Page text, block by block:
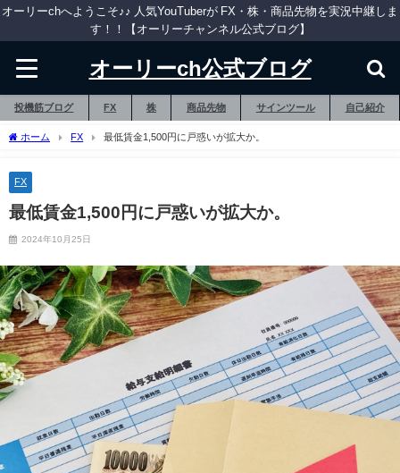
オーリーchへようこそ♪♪ 人気YouTuberが FX・株・商品先物を実況中継しま
す！！【オーリーチャンネル公式ブログ】
オーリーch公式ブログ
投機筋ブログ FX 株 商品先物 サインツール 自己紹介
ホーム FX 最低賃金1,500円に戸惑いが拡大か。
FX
最低賃金1,500円に戸惑いが拡大か。
2024年10月25日